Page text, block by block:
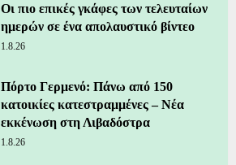
Οι πιο επικές γκάφες των τελευταίων
ημερών σε ένα απολαυστικό βίντεο
1.8.26
Πόρτο Γερμενό: Πάνω από 150
κατοικίες κατεστραμμένες – Νέα
εκκένωση στη Λιβαδόστρα
1.8.26